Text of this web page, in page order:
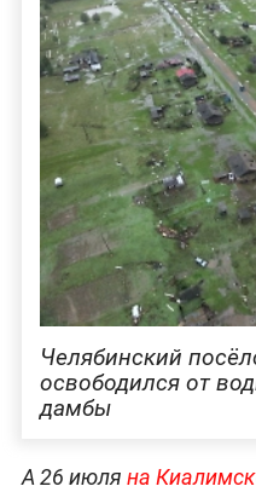
Челябинский
освободился от
дамбы
А 26 июля на